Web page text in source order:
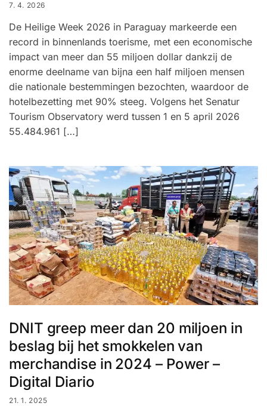
7. 4. 2026
De Heilige Week 2026 in Paraguay markeerde een
record in binnenlands toerisme, met een economische
impact van meer dan 55 miljoen dollar dankzij de
enorme deelname van bijna een half miljoen mensen
die nationale bestemmingen bezochten, waardoor de
hotelbezetting met 90% steeg. Volgens het Senatur
Tourism Observatory werd tussen 1 en 5 april 2026
55.484.961 […]
DNIT greep meer dan 20 miljoen in
beslag bij het smokkelen van
merchandise in 2024 – Power –
Digital Diario
21. 1. 2025